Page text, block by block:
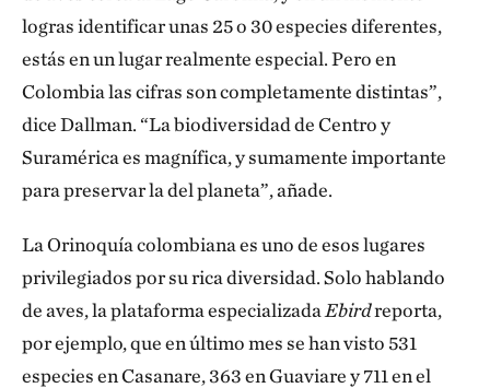
logras identificar unas 25 o 30 especies diferentes,
estás en un lugar realmente especial. Pero en
Colombia las cifras son completamente distintas”,
dice Dallman. “La biodiversidad de Centro y
Suramérica es magnífica, y sumamente importante
para preservar la del planeta”, añade.
La Orinoquía colombiana es uno de esos lugares
privilegiados por su rica diversidad. Solo hablando
de aves, la plataforma especializada Ebirdreporta,
por ejemplo, que en último mes se han visto 531
especies en Casanare, 363 en Guaviare y 711 en el